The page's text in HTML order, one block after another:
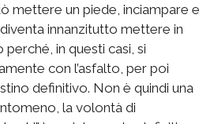
mettere un piede, inciampare e
innanzitutto mettere in
perché, in questi casi, si
con l’asfalto, per poi
definitivo. Non è quindi una
la volontà di